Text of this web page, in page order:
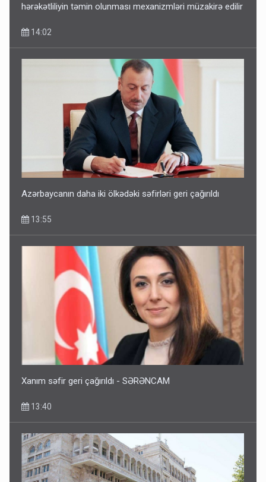
Corab satdığı deyilən qazi ilə bağlı - Daha bir açıqlama
Bakıdakı “yəhudi”nin qurbanları - Sensasion adlar
hərəkətliliyin təmin olunması mexanizmləri müzakirə edilir
14:02
Azərbaycanın daha iki ölkədəki səfirləri geri çağırıldı
13:55
Xanım səfir geri çağırıldı - SƏRƏNCAM
13:40